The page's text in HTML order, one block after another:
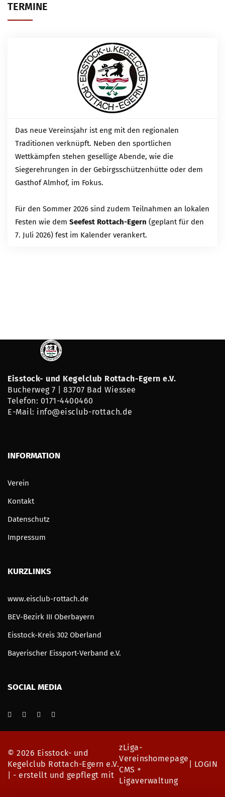
TERMINE
Das neue Vereinsjahr ist eng mit den regionalen
Traditionen verknüpft. Neben den sportlichen
Wettkämpfen stehen gesellige Abende, wie die
Siegerehrungen in der Gebirgsschützenhütte oder dem
Gasthof Almhof, im Fokus.
Für den Sommer 2026 sind zudem Teilnahmen an lokalen
Festen wie dem Seefest Rottach-Egern (geplant für den
7. Juli 2026) fest im Kalender verankert.
Eisstock- und Kegelclub Rottach-Egern e.V.
Bucherweg 7 | 83707 Bad Wiessee
Telefon: 0171-4400460
E-Mail: info@eisclub-rottach.de
INFORMATION
Verein
Kontakt
Datenschutz
Impressum
KURZLINKS
www.eisclub-rottach.de
BEV-Bezirk III Oberbayern
Eisstock-Kreis 302 Oberland
Bayerischer Eissport-Verband e.V.
SOCIAL MEDIA
© 2026 Eisstock- und
Kegelclub Rottach-Egern e.V.
| - erstellt und gepflegt mit
zLiga-
Vereinshomepage
CMS +
Ligaverwaltung
LOGIN